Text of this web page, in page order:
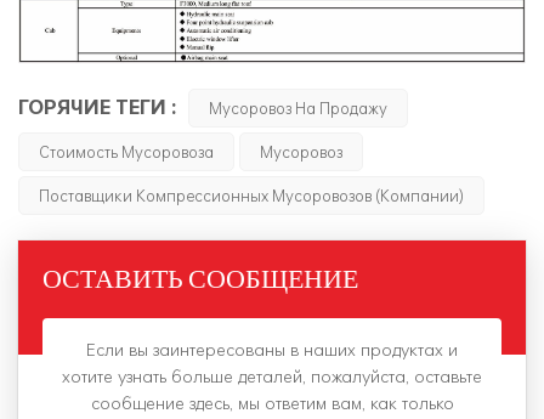
ГОРЯЧИЕ ТЕГИ :
Мусоровоз На Продажу
Стоимость Мусоровоза
Мусоровоз
Поставщики Компрессионных Мусоровозов (компании)
ОСТАВИТЬ СООБЩЕНИЕ
Если вы заинтересованы в наших продуктах и
хотите узнать больше деталей, пожалуйста, оставьте
сообщение здесь, мы ответим вам, как только